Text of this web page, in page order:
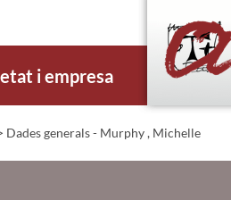
i empresa
Dades generals - Murphy , Michelle